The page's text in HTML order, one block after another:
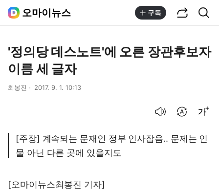
오마이뉴스 구독
'정의당 데스노트'에 오른 장관후보자
이름 세 글자
최봉진 2017. 9. 1. 10:13
[주장] 계속되는 문재인 정부 인사잡음.. 문제는 인
물 아닌 다른 곳에 있을지도
[오마이뉴스최봉진 기자]